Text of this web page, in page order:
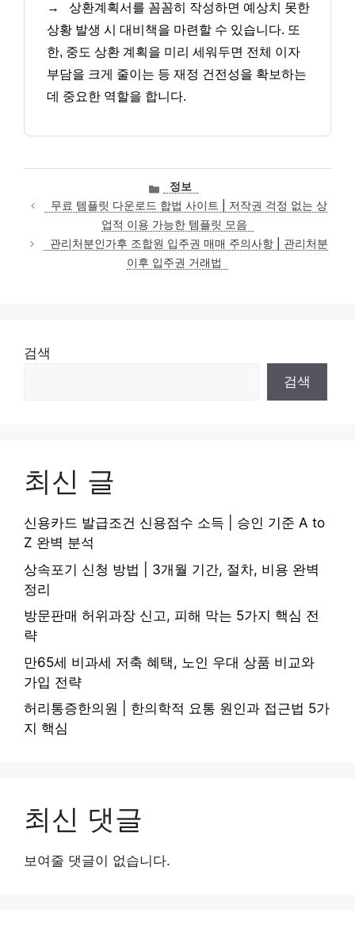
→
상환계획서를 꼼꼼히 작성하면 예상치 못한
상황 발생 시 대비책을 마련할 수 있습니다. 또
한, 중도 상환 계획을 미리 세워두면 전체 이자
부담을 크게 줄이는 등 재정 건전성을 확보하는
데 중요한 역할을 합니다.
카
테
고
리
정보
무료 템플릿 다운로드 합법 사이트 | 저작권 걱정 없는 상
업적 이용 가능한 템플릿 모음
관리처분인가후 조합원 입주권 매매 주의사항 | 관리처분
이후 입주권 거래법
검색
검색
최신 글
신용카드 발급조건 신용점수 소득 | 승인 기준 A to
Z 완벽 분석
상속포기 신청 방법 | 3개월 기간, 절차, 비용 완벽
정리
방문판매 허위과장 신고, 피해 막는 5가지 핵심 전
략
만65세 비과세 저축 혜택, 노인 우대 상품 비교와
가입 전략
허리통증한의원 | 한의학적 요통 원인과 접근법 5가
지 핵심
최신 댓글
보여줄 댓글이 없습니다.